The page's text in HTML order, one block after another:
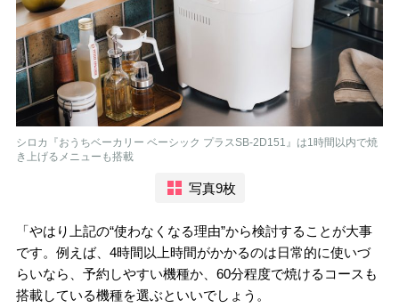
シロカ『おうちベーカリー ベーシック プラスSB-2D151』は1時間以内で焼
き上げるメニューも搭載
写真9枚
「やはり上記の“使わなくなる理由”から検討することが大事
です。例えば、4時間以上時間がかかるのは日常的に使いづ
らいなら、予約しやすい機種か、60分程度で焼けるコースも
搭載している機種を選ぶといいでしょう。